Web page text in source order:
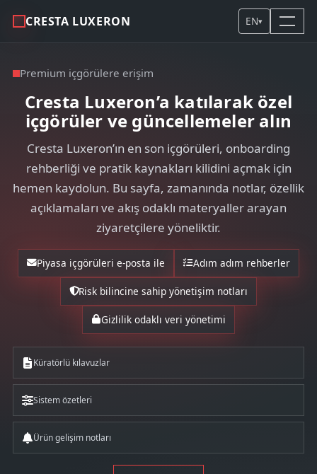
CRESTA LUXERON EN▾
Premium içgörülere erişim
Cresta Luxeron’a katılarak özel
içgörüler ve güncellemeler alın
Cresta Luxeron’ın en son içgörüleri, onboarding
rehberliği ve pratik kaynakları kilidini açmak için
hemen kaydolun. Bu sayfa, zamanında notlar, özellik
açıklamaları ve akış odaklı materyaller arayan
ziyaretçilere yöneliktir.
Piyasa içgörüleri e-posta ile Adım adım rehberler
Risk bilincine sahip yönetişim notları
Gizlilik odaklı veri yönetimi
Küratörlü kılavuzlar
Sistem özetleri
Ürün gelişim notları